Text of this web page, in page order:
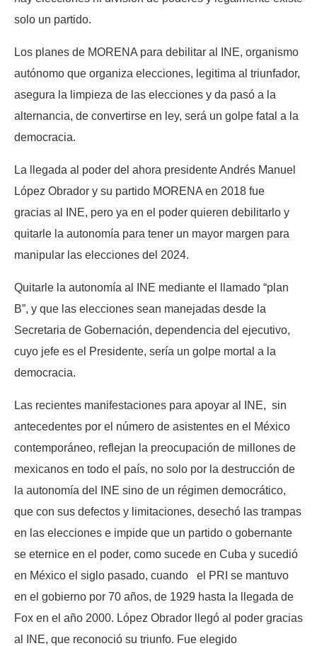
solo un partido.
Los planes de MORENA para debilitar al INE, organismo
autónomo que organiza elecciones, legitima al triunfador,
asegura la limpieza de las elecciones y da pasó a la
alternancia, de convertirse en ley, será un golpe fatal a la
democracia.
La llegada al poder del ahora presidente Andrés Manuel
López Obrador y su partido MORENA en 2018 fue
gracias al INE, pero ya en el poder quieren debilitarlo y
quitarle la autonomía para tener un mayor margen para
manipular las elecciones del 2024.
Quitarle la autonomía al INE mediante el llamado “plan
B”, y que las elecciones sean manejadas desde la
Secretaria de Gobernación, dependencia del ejecutivo,
cuyo jefe es el Presidente, sería un golpe mortal a la
democracia.
Las recientes manifestaciones para apoyar al INE, sin
antecedentes por el número de asistentes en el México
contemporáneo, reflejan la preocupación de millones de
mexicanos en todo el país, no solo por la destrucción de
la autonomía del INE sino de un régimen democrático,
que con sus defectos y limitaciones, desechó las trampas
en las elecciones e impide que un partido o gobernante
se eternice en el poder, como sucede en Cuba y sucedió
en México el siglo pasado, cuando el PRI se mantuvo
en el gobierno por 70 años, de 1929 hasta la llegada de
Fox en el año 2000. López Obrador llegó al poder gracias
al INE, que reconoció su triunfo. Fue elegido